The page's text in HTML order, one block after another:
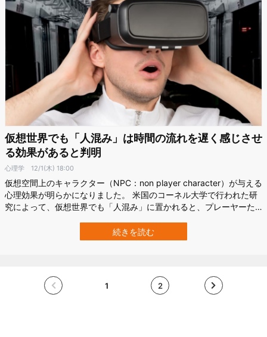
仮想世界でも「人混み」は時間の流れを遅く感じさせ
る効果があると判明
心理学 12/1(木) 18:00
仮想空間上のキャラクター（NPC：non player character）が与える
心理効果が明らかになりました。 米国のコーネル大学で行われた研
究によって、仮想世界でも「人混み」に置かれると、プレーヤーた
満員電車を模した仮想世界を60秒から80秒ほど体験してもらったと
ころ、NPC密度が1平方メートルあたり1人増えるごとに、プレーヤ
続きを読む
1 2